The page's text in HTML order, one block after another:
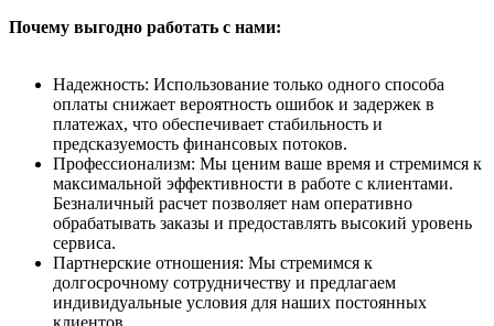
Почему выгодно работать с нами:
Надежность: Использование только одного способа
оплаты снижает вероятность ошибок и задержек в
платежах, что обеспечивает стабильность и
предсказуемость финансовых потоков.
Профессионализм: Мы ценим ваше время и стремимся к
максимальной эффективности в работе с клиентами.
Безналичный расчет позволяет нам оперативно
обрабатывать заказы и предоставлять высокий уровень
сервиса.
Партнерские отношения: Мы стремимся к
долгосрочному сотрудничеству и предлагаем
индивидуальные условия для наших постоянных
клиентов.